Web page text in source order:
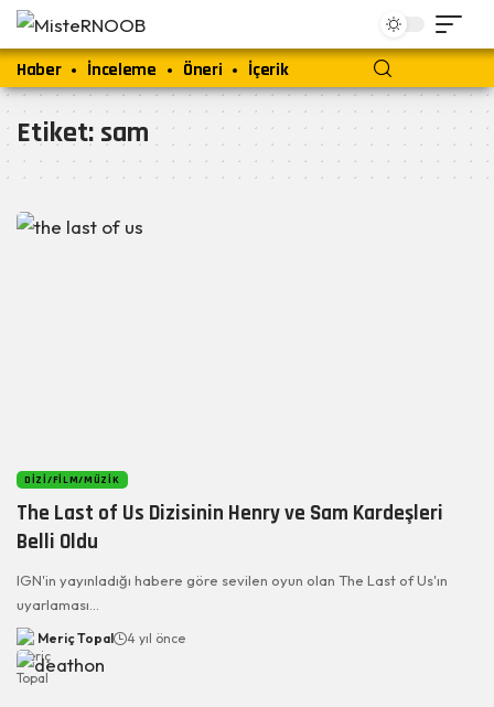
Haber İnceleme Öneri İçerik
Etiket: sam
DIZI/FILM/MÜZIK
The Last of Us Dizisinin Henry ve Sam Kardeşleri
Belli Oldu
IGN'in yayınladığı habere göre sevilen oyun olan The Last of Us'ın
uyarlaması…
Meriç Topal 4 yıl önce